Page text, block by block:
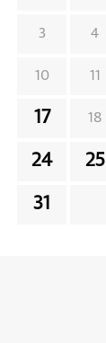
3 4
10 11
17 18
24 25
31